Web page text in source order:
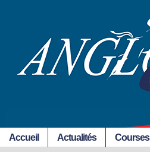
Accueil Actualités Courses